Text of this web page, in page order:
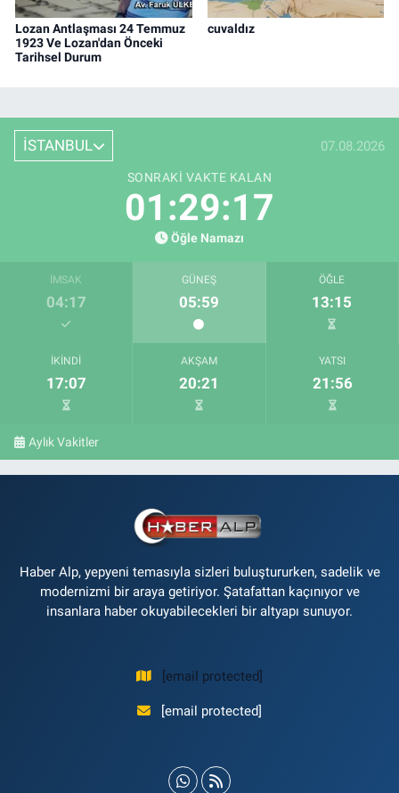
Lozan Antlaşması 24 Temmuz
1923 Ve Lozan'dan Önceki
Tarihsel Durum
cuvaldız
İSTANBUL 07.08.2026
SONRAKI VAKTE KALAN
01:29:17
Öğle Namazı
İMSAK
04:17
GÜNEŞ
05:59
ÖĞLE
13:15
İKINDI
17:07
AKŞAM
20:21
YATSI
21:56
Aylık Vakitler
Haber Alp, yepyeni temasıyla sizleri buluştururken, sadelik ve
modernizmi bir araya getiriyor. Şatafattan kaçınıyor ve
insanlara haber okuyabilecekleri bir altyapı sunuyor.
[email protected]
[email protected]